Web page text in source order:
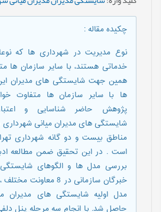
چکیده مقاله:
نوع مدیریت در شهرداری ها که
خدماتی هستند، با سایر سازمان ها
همین جهت شایستگی های مدیران
ها با سایر سازمان ها متفاوت
پژوهش حاضر شناسایی و
شایستگی های مدیران میانی شهرداری
مناطق بیست و دو گانه شهرداری
است . در این تحقیق ضمن ﻣﻄﺎﻟﻌﻪ
خبرگان سازمانی در 8
مدل اولیه شایستگی های مدیران